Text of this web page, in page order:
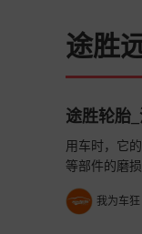
途胜
途胜轮胎
用车时，它
等部件的磨
的生活智慧
我为车狂